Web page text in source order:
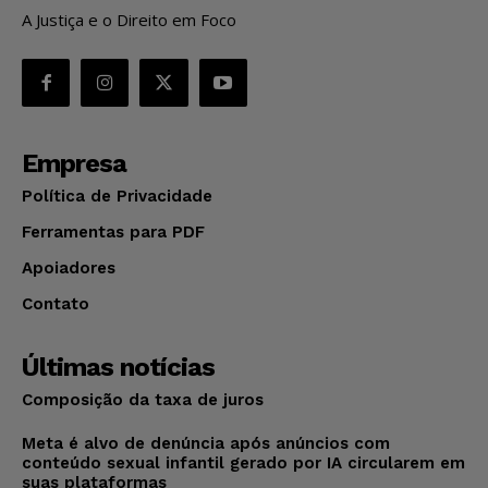
A Justiça e o Direito em Foco
Empresa
Política de Privacidade
Ferramentas para PDF
Apoiadores
Contato
Últimas notícias
Composição da taxa de juros
Meta é alvo de denúncia após anúncios com
conteúdo sexual infantil gerado por IA circularem em
suas plataformas